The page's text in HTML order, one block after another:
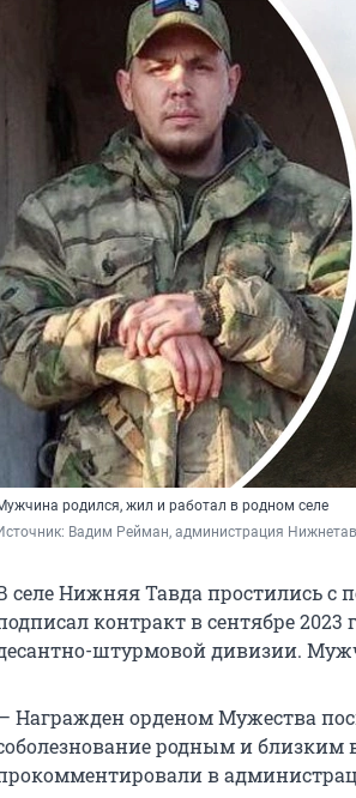
родился, жил и работал в родном селе
Вадим Рейман, администрация
селе Нижняя Тавда простились
контракт в сентябре
штурмовой дивизии.
Награжден орденом Мужества
родным и близким
в